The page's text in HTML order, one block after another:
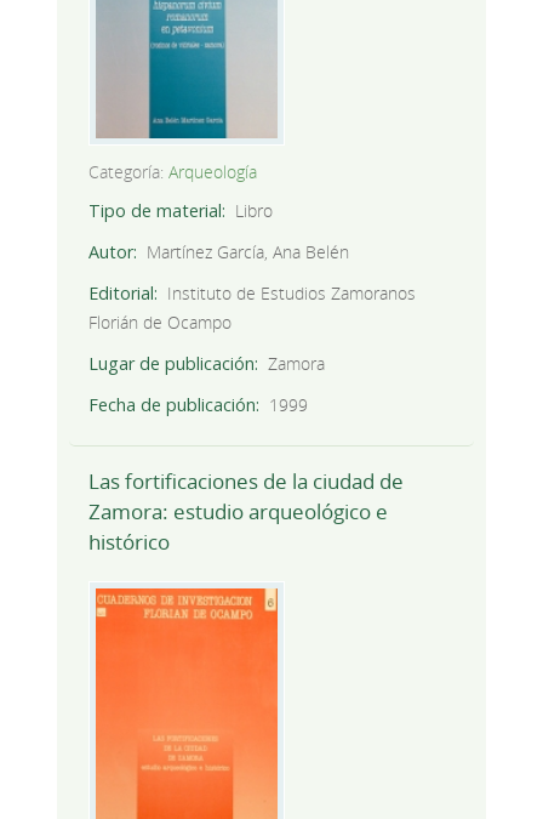
Categoría: Arqueología
Tipo de material
Libro
Autor
Martínez García, Ana Belén
Editorial
Instituto de Estudios Zamoranos
Florián de Ocampo
Lugar de publicación
Zamora
Fecha de publicación
1999
Las fortificaciones de la ciudad de
Zamora: estudio arqueológico e
histórico